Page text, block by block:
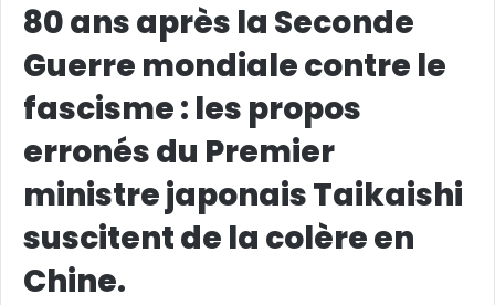
80 ans après la Seconde
Guerre mondiale contre le
fascisme : les propos
erronés du Premier
ministre japonais Taikaishi
suscitent de la colère en
Chine.